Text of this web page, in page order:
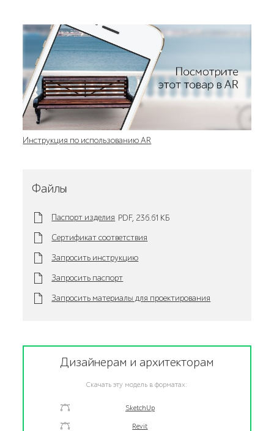
Инструкция по использованию AR
Файлы
Паспорт изделия PDF, 236.61 KБ
Сертификат соответствия
Запросить инструкцию
Запросить паспорт
Запросить материалы для проектирования
Дизайнерам и архитекторам
Скачать эту модель в форматах:
SketchUp
Revit